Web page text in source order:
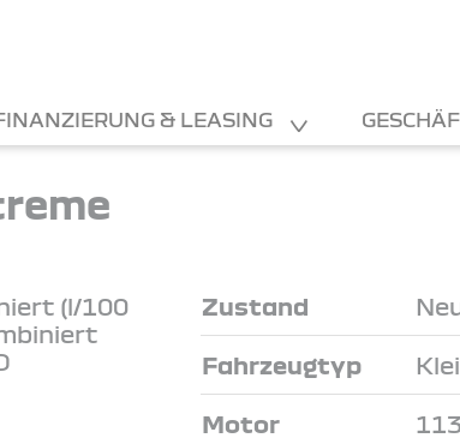
& LEASING
(l/100
Zustand
Fahrzeugtyp
Motor